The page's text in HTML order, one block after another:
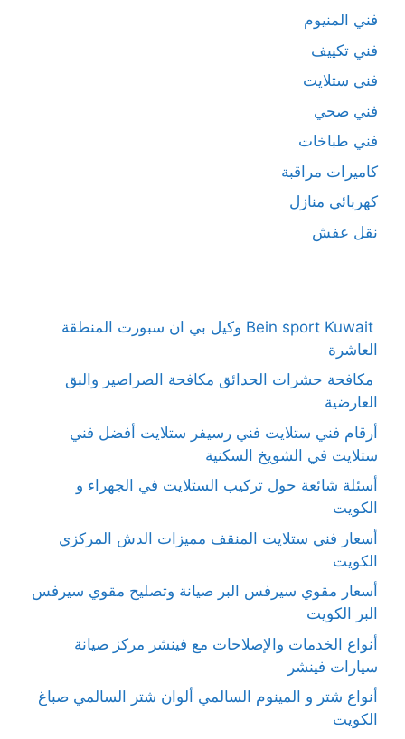
فني المنيوم
فني تكييف
فني ستلايت
فني صحي
فني طباخات
كاميرات مراقبة
كهربائي منازل
نقل عفش
Bein sport Kuwait وكيل بي ان سبورت المنطقة
العاشرة
مكافحة حشرات الحدائق مكافحة الصراصير والبق
العارضية
أرقام فني ستلايت فني رسيفر ستلايت أفضل فني
ستلايت في الشويخ السكنية
أسئلة شائعة حول تركيب الستلايت في الجهراء و
الكويت
أسعار فني ستلايت المنقف مميزات الدش المركزي
الكويت
أسعار مقوي سيرفس البر صيانة وتصليح مقوي سيرفس
البر الكويت
أنواع الخدمات والإصلاحات مع فينشر مركز صيانة
سيارات فينشر
أنواع شتر و المينوم السالمي ألوان شتر السالمي صباغ
الكويت